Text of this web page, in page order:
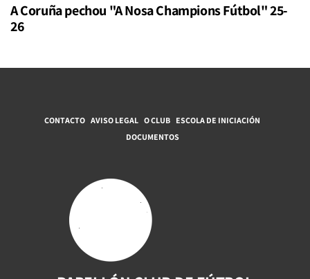
A Coruña pechou "A Nosa Champions Fútbol" 25-
26
CONTACTO AVISO LEGAL O CLUB ESCOLA DE INICIACIÓN
DOCUMENTOS